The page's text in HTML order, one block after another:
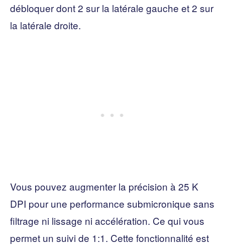
débloquer dont 2 sur la latérale gauche et 2 sur
la latérale droite.
Vous pouvez augmenter la précision à 25 K
DPI pour une performance submicronique sans
filtrage ni lissage ni accélération. Ce qui vous
permet un suivi de 1:1. Cette fonctionnalité est